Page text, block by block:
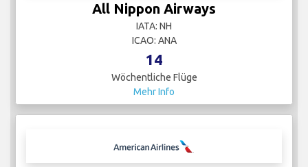
All Nippon Airways
IATA: NH
ICAO: ANA
14
Wöchentliche Flüge
Mehr Info